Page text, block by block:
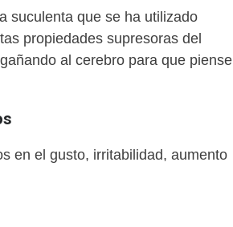
suculenta que se ha utilizado
propiedades supresoras del
al cerebro para que piense
en el gusto, irritabilidad, aumento